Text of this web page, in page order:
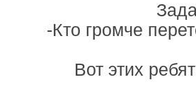
-Кто громче
Вот этих